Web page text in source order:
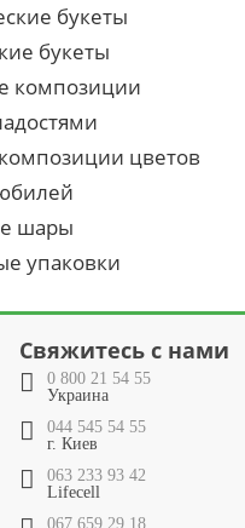
букеты
букеты
композиции
цветов
шары
упаковки
Свяжитесь с нами
0 800 21 54 55
Украина
044 545 54 55
г. Киев
063 233 93 42
Lifecell
067 659 29 18